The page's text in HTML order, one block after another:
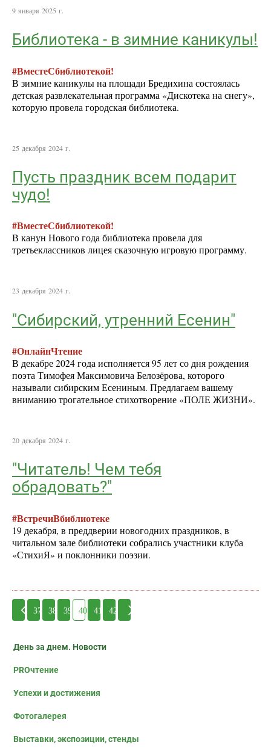
9 января 2025 г.
Библиотека - в зимние каникулы!
#ВместеСбиблиотекой!
В зимние каникулы на площади Бредихина состоялась
детская развлекательная программа «Дискотека на снегу»,
которую провела городская библиотека.
25 декабря 2024 г.
Пусть праздник всем подарит
чудо!
#ВместеСбиблиотекой!
В канун Нового года библиотека провела для
третьеклассников лицея сказочную игровую программу.
23 декабря 2024 г.
"Сибирский, утренний Есенин"
#ОнлайнЧтение
В декабре 2024 года исполняется 95 лет со дня рождения
поэта Тимофея Максимовича Белозёрова, которого
называли сибирским Есениным. Предлагаем вашему
вниманию трогательное стихотворение «ПОЛЕ ЖИЗНИ».
20 декабря 2024 г.
"Читатель! Чем тебя
обрадовать?"
#ВстречиВбиблиотеке
19 декабря, в преддверии новогодних праздников, в
читальном зале библиотеки собрались участники клуба
«СтихиЯ» и поклонники поэзии.
37 38 39 40 41 42
День за днем. Новости
PROчтение
Успехи и достижения
Фотогалерея
Выставки, экспозиции, стенды